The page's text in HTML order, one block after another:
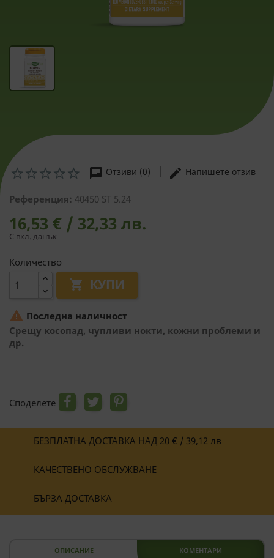
chat Отзиви (0) edit Напишете отзив
Референция: 40450 ST 5.24
16,53 € / 32,33 лв.
С вкл. данък
Количество
 КУПИ
 Последна наличност
Срещу косопад, чупливи нокти, кожни проблеми и
др.
Споделете
БЕЗПЛАТНА ДОСТАВКА НАД 20 € / 39,12 лв
КАЧЕСТВЕНО ОБСЛУЖВАНЕ
БЪРЗА ДОСТАВКА
ОПИСАНИЕ КОМЕНТАРИ